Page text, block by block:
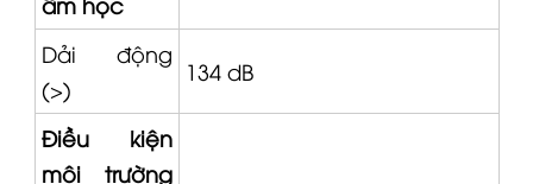
Dải động
(>)
Điều kiện
môi trường